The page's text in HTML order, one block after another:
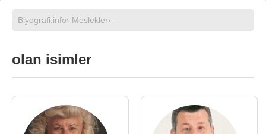
Biyografi.info› Meslekler›
olan isimler